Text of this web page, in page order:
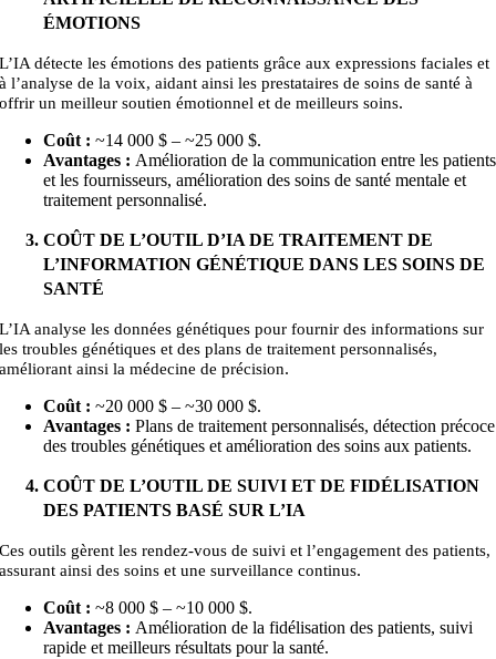
ÉMOTIONS
L’IA détecte les émotions des patients grâce aux expressions faciales et
à l’analyse de la voix, aidant ainsi les prestataires de soins de santé à
offrir un meilleur soutien émotionnel et de meilleurs soins.
Coût : ~14 000 $ – ~25000 $.
Avantages : Amélioration de la communication entre les patients
et les fournisseurs, amélioration des soins de santé mentale et
traitement personnalisé.
COÛT DE L’OUTIL D’IA DE TRAITEMENT DE
L’INFORMATION GÉNÉTIQUE DANS LES SOINS DE
SANTÉ
L’IA analyse les données génétiques pour fournir des informations sur
les troubles génétiques et des plans de traitement personnalisés,
améliorant ainsi la médecine de précision.
Coût : ~20 000 $ – ~30000 $.
Avantages :Plans de traitement personnalisés, détection précoce
des troubles génétiques et amélioration des soins aux patients.
COÛT DE L’OUTIL DE SUIVI ET DE FIDÉLISATION
DES PATIENTS BASÉ SUR L’IA
Ces outils gèrent les rendez-vous de suivi et l’engagement des patients,
assurant ainsi des soins et une surveillance continus.
Coût : ~8 000 $ – ~10000 $.
Avantages : Amélioration de la fidélisation des patients, suivi
rapide et meilleurs résultats pour la santé.